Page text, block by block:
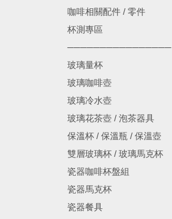
咖啡相關配件 / 零件
杯測專區
────────────────
玻璃量杯
玻璃咖啡壺
玻璃冷水壺
玻璃花茶壺 / 泡茶器具
保溫杯 / 保溫瓶 / 保溫壺
雙層玻璃杯 / 玻璃馬克杯
瓷器咖啡杯盤組
瓷器馬克杯
瓷器餐具